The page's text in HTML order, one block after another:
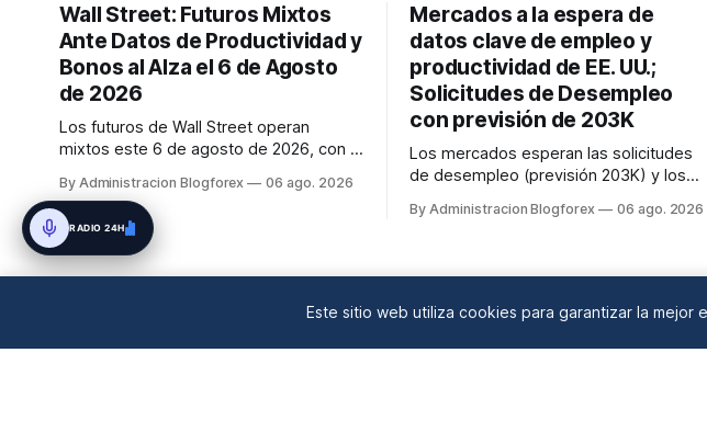
Wall Street: Futuros Mixtos
Ante Datos de Productividad y
Bonos al Alza el 6 de Agosto
de 2026
Los futuros de Wall Street operan
mixtos este 6 de agosto de 2026, con el
Nasdaq retrocede levemente. La
atención se centra en los datos de
Productividad y Costos del 2T 2026,
recién publicados, y en los rendimientos
del Tesoro a 10 años, que se sitúan en
By Administracion Blogforex 06 ago. 2026
Mercados a la espera de
datos clave de empleo y
productividad de EE. UU.;
Solicitudes de Desempleo
con previsión de 203K
Los mercados esperan las solicitudes
de desempleo (previsión 203K) y los
de EE. UU. hoy 6 de agosto de 2026, a
By Administracion Blogforex 06 ago. 2026
Este sitio web utiliza cookies para garantizar la mejor
RADIO 24H